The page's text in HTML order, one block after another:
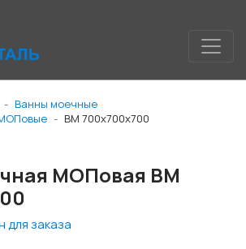
Ванны моечные
ВМ 700x700x700
МОПовая ВМ
для заказа